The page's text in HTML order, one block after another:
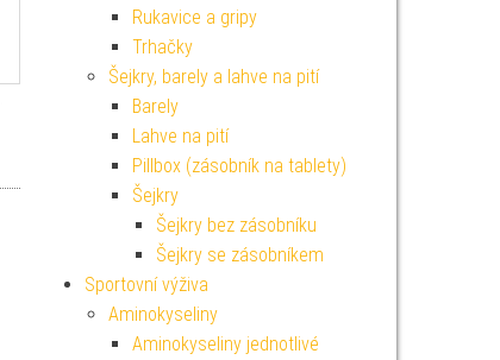
Rukavice a gripy
Trhačky
Šejkry, barely a lahve na pití
Barely
Lahve na pití
Pillbox (zásobník na tablety)
Šejkry
Šejkry bez zásobníku
Šejkry se zásobníkem
Sportovní výživa
Aminokyseliny
Aminokyseliny jednotlivé